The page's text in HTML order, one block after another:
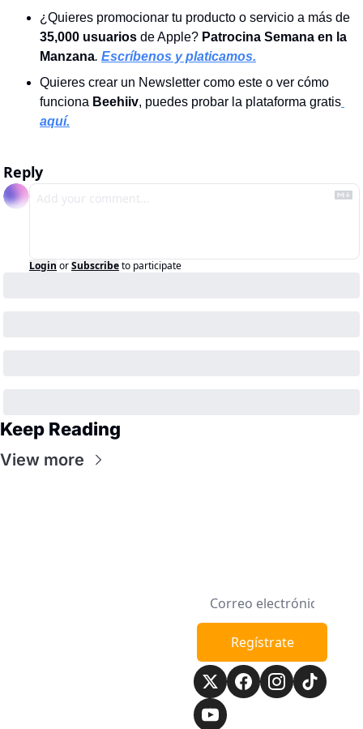
35,000 usuarios de Apple? Patrocina Semana en la
Manzana. Escríbenos y platicamos.
Quieres crear un Newsletter como este o ver cómo
funciona Beehiiv, puedes probar la plataforma gratis
aquí.
Reply
Login orSubscribeto participate
Keep Reading
View more
Regístrate